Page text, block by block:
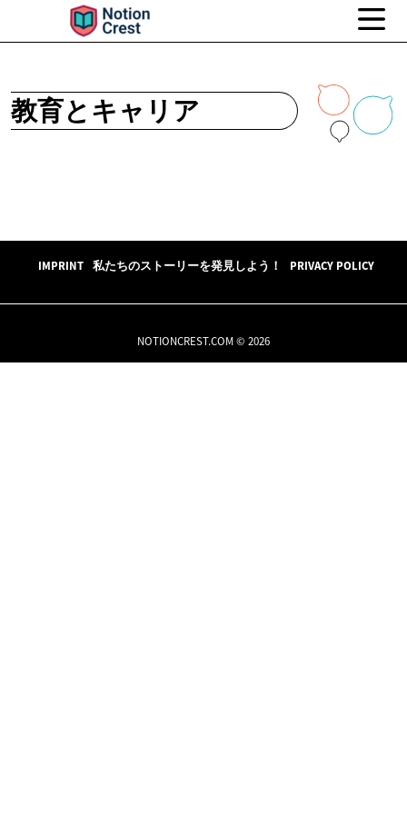
教育とキャリア
IMPRINT 私たちのストーリーを発見しよう！ PRIVACY POLICY
NOTIONCREST.COM © 2026